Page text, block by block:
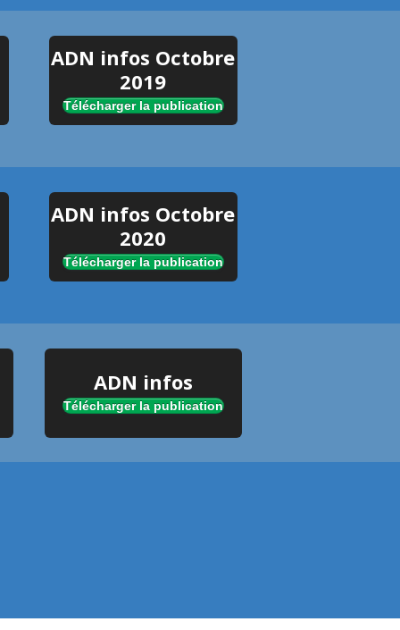
ADN infos Octobre
2019
Télécharger la publication
ADN infos Octobre
2020
Télécharger la publication
ADN infos
Télécharger la publication